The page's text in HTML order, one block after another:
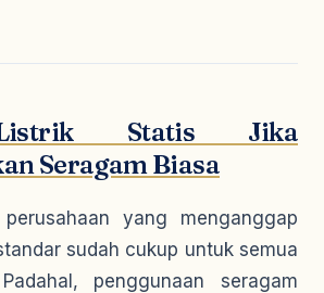
Statis Jika
Seragam Biasa
yang menganggap
sudah cukup untuk semua
penggunaan seragam